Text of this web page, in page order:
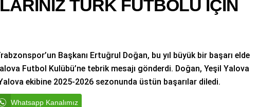
TÜRK FUTBOLU İÇİN
Başkanı Ertuğrul Doğan, bu yıl büyük bir başarı elde
Futbol Kulübü’ne tebrik mesajı gönderdi. Doğan, Yeşil Yalova
ekibine 2025-2026 sezonunda üstün başarılar diledi.
Whatsapp Kanalımız